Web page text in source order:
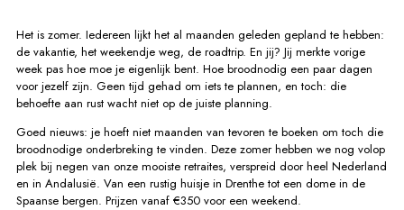
Het is zomer. Iedereen lijkt het al maanden geleden gepland te hebben:
de vakantie, het weekendje weg, de roadtrip. En jij? Jij merkte vorige
week pas hoe moe je eigenlijk bent. Hoe broodnodig een paar dagen
voor jezelf zijn. Geen tijd gehad om iets te plannen, en toch: die
behoefte aan rust wacht niet op de juiste planning.
Goed nieuws: je hoeft niet maanden van tevoren te boeken om toch die
broodnodige onderbreking te vinden. Deze zomer hebben we nog volop
plek bij negen van onze mooiste retraites, verspreid door heel Nederland
en in Andalusië. Van een rustig huisje in Drenthe tot een dome in de
Spaanse bergen. Prijzen vanaf €350 voor een weekend.